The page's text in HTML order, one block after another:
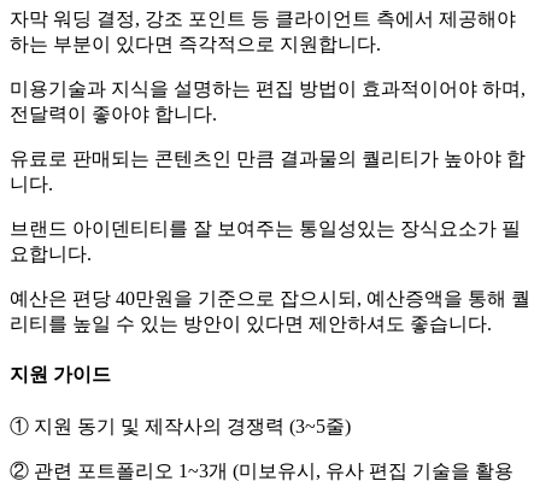
자막 워딩 결정, 강조 포인트 등 클라이언트 측에서 제공해야
하는 부분이 있다면 즉각적으로 지원합니다.
미용기술과 지식을 설명하는 편집 방법이 효과적이어야 하며,
전달력이 좋아야 합니다.
유료로 판매되는 콘텐츠인 만큼 결과물의 퀄리티가 높아야 합
니다.
브랜드 아이덴티티를 잘 보여주는 통일성있는 장식요소가 필
요합니다.
예산은 편당 40만원을 기준으로 잡으시되, 예산증액을 통해 퀄
리티를 높일 수 있는 방안이 있다면 제안하셔도 좋습니다.
지원 가이드
① 지원 동기 및 제작사의 경쟁력 (3~5줄)
② 관련 포트폴리오 1~3개 (미보유시, 유사 편집 기술을 활용